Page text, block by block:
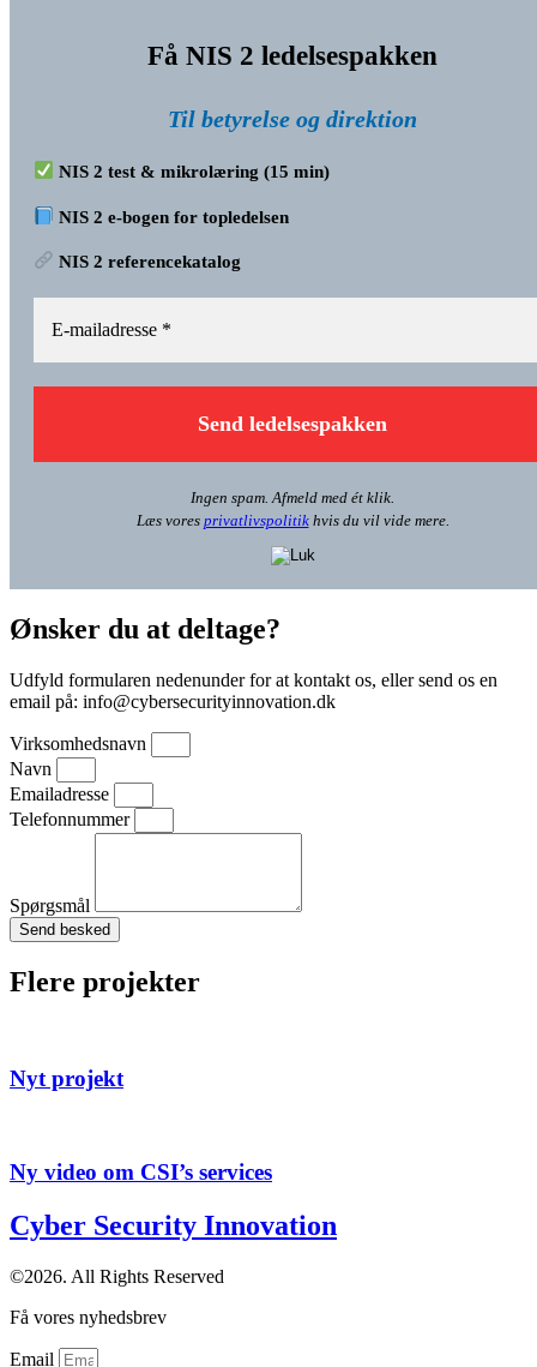
Få NIS 2 ledelsespakken
Til betyrelse og direktion
NIS 2 test & mikrolæring (15 min)
NIS 2 e-bogen for topledelsen
NIS 2 referencekatalog
Ingen spam. Afmeld med ét klik.
Læs vores privatlivspolitikhvis du vil vide mere.
Ønsker du at deltage?
Udfyld formularen nedenunder for at kontakt os, eller send os en
email på: info@cybersecurityinnovation.dk
Virksomhedsnavn
Navn
Emailadresse
Telefonnummer
Spørgsmål
Send besked
Flere projekter
Nyt projekt
Ny video om CSI’s services
Cyber Security Innovation
©2026. All Rights Reserved
Få vores nyhedsbrev
Email